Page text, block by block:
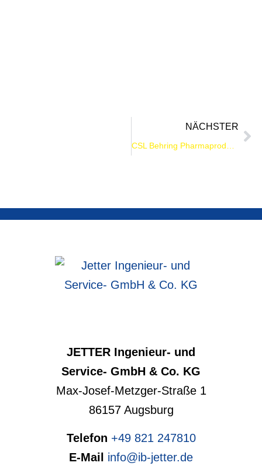
NÄCHSTER
CSL Behring Pharmaproduktion
JETTER Ingenieur- und
Service- GmbH & Co. KG
Max-Josef-Metzger-Straße 1
86157 Augsburg
Telefon +49 821 247810
E-Mail
info@ib-jetter.de